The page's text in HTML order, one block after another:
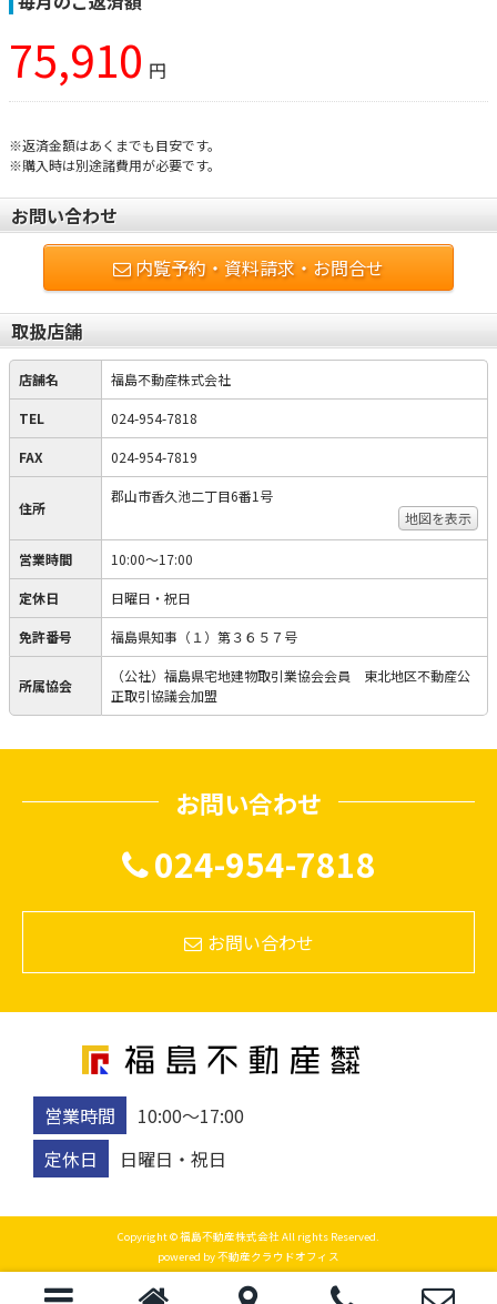
75,910 円
※返済金額はあくまでも目安です。
※購入時は別途諸費用が必要です。
お問い合わせ
内覧予約・資料請求・お問合せ
取扱店舗
店舗名 福島不動産株式会社
TEL 024-954-7818
FAX 024-954-7819
住所
郡山市香久池二丁目6番1号
地図を表示
営業時間 10:00〜17:00
定休日 日曜日・祝日
免許番号 福島県知事（１）第３６５７号
所属協会
（公社）福島県宅地建物取引業協会会員 東北地区不動産公
正取引協議会加盟
お問い合わせ
024-954-7818
お問い合わせ
営業時間
10:00〜17:00
定休日
日曜日・祝日
Copyright © 福島不動産株式会社 All rights Reserved.
powered by 不動産クラウドオフィス